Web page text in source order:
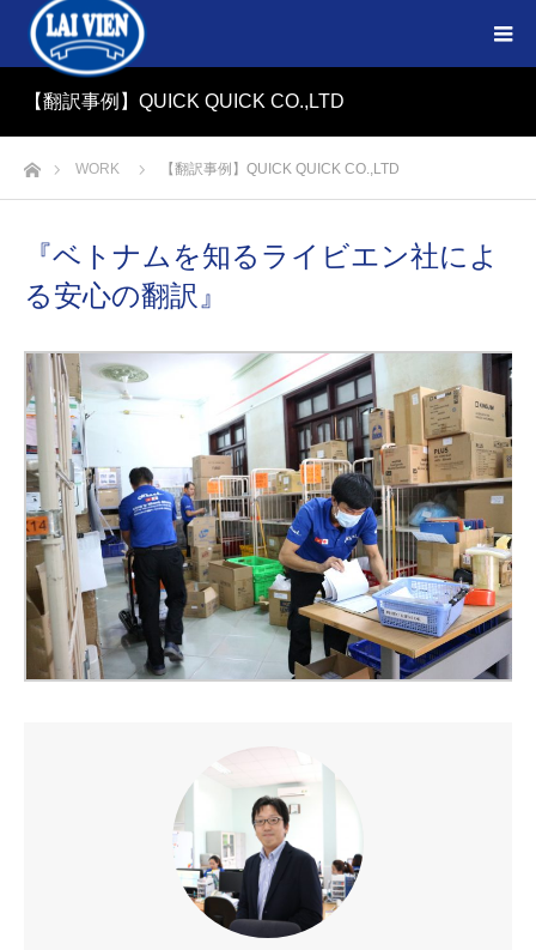
【翻訳事例】QUICK QUICK CO.,LTD
ホームWORK 【翻訳事例】QUICK QUICK CO.,LTD
『ベトナムを知るライビエン社によ
る安心の翻訳』